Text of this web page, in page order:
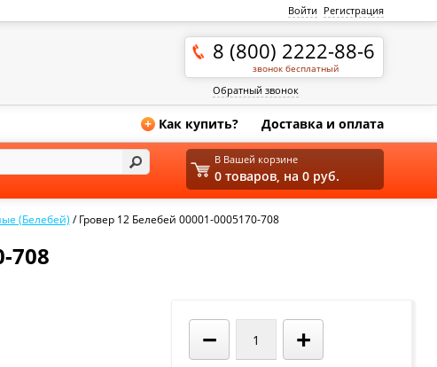
Войти Регистрация
8 (800) 2222-88-6
звонок бесплатный
Обратный звонок
+ Как купить? Доставка и оплата
(Белебей) /Гровер 12 Белебей 00001-0005170-708
708
− +
В Вашей корзине
0 товаров, на 0 руб.